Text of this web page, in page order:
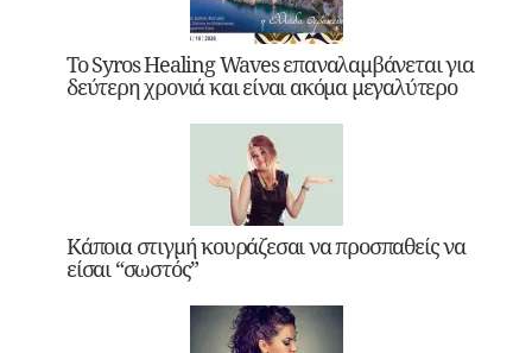
Το Syros Healing Waves επαναλαμβάνεται για
δεύτερη χρονιά και είναι ακόμα μεγαλύτερο
Κάποια στιγμή κουράζεσαι να προσπαθείς να
είσαι “σωστός”